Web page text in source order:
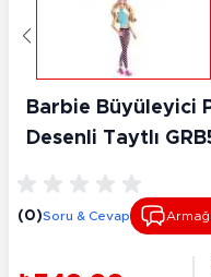
Barbie Büyüleyici
Desenli Taytlı
(0)Soru & Cevap